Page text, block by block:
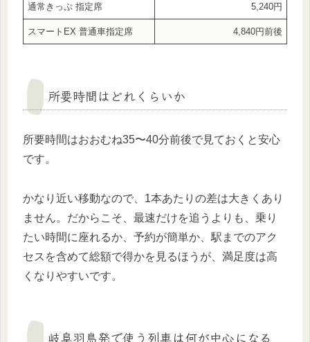
通常きっぷ 指定席 5,240円
スマートEX 普通車指定席 4,840円前後
所要時間はどれくらいか
所要時間はおおむね35〜40分前後で見ておくと安心
です。
かなり近い移動なので、1本あたりの差は大きくあり
ません。だからこそ、最速だけを追うよりも、乗り
たい時間に座れるか、予約が簡単か、駅までのアク
セスを含めて総額で得かを見るほうが、満足度は高
くなりやすいです。
岐阜羽島発で使う列車は何が中心になる